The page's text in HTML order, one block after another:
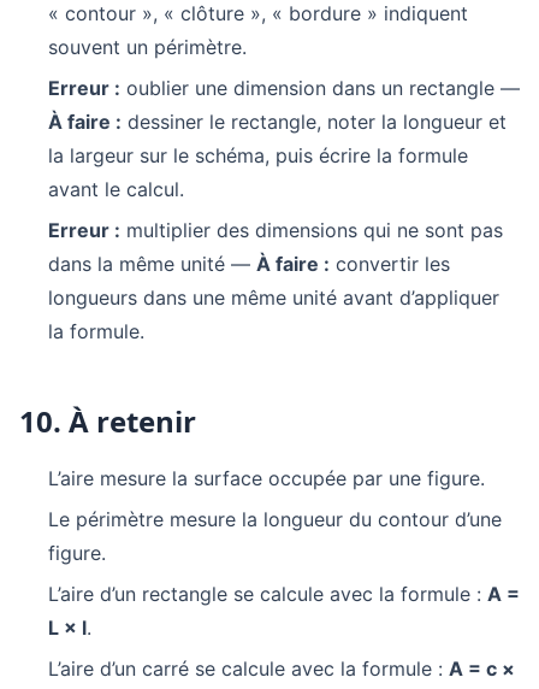
« contour », « clôture », « bordure » indiquent
souvent un périmètre.
Erreur : oublier une dimension dans un rectangle —
À faire : dessiner le rectangle, noter la longueur et
la largeur sur le schéma, puis écrire la formule
avant le calcul.
Erreur : multiplier des dimensions qui ne sont pas
dans la même unité — À faire : convertir les
longueurs dans une même unité avant d’appliquer
la formule.
10. À retenir
L’aire mesure la surface occupée par une figure.
Le périmètre mesure la longueur du contour d’une
figure.
L’aire d’un rectangle se calcule avec la formule : A =
L × l.
L’aire d’un carré se calcule avec la formule : A = c ×